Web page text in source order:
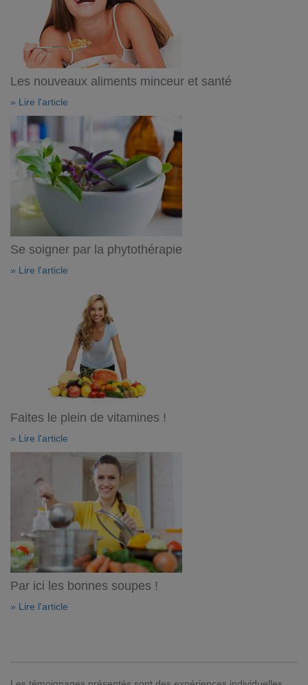
Les nouveaux aliments minceur et santé
» Lire l'article
Se soigner par la phytothérapie
» Lire l'article
Faites le plein de vitamines !
» Lire l'article
Par ici les bonnes soupes !
» Lire l'article